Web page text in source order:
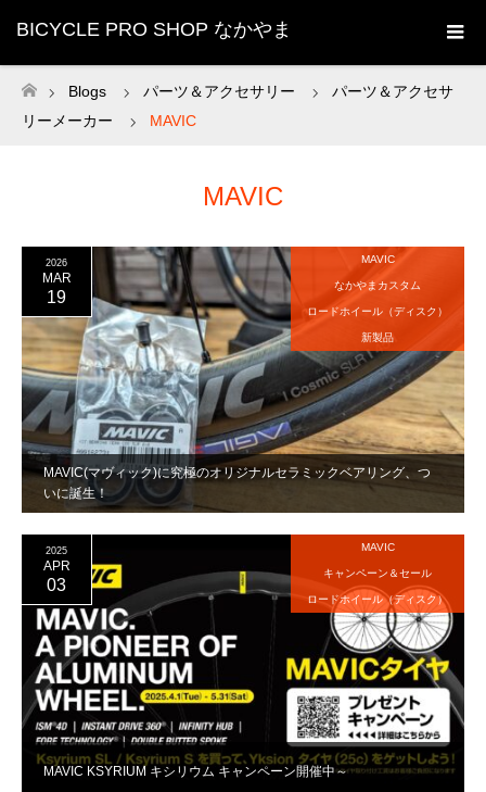
BICYCLE PRO SHOP なかやま
ホーム
Blogs パーツ＆アクセサリー
パーツ＆アクセサ
リーメーカー
MAVIC
MAVIC
MAVIC(マヴィック)に究極のオリジナルセラミックベアリング、つ
いに誕生！
2026
MAR
19
MAVIC
なかやまカスタム
ロードホイール（ディスク）
新製品
MAVIC KSYRIUM キシリウム キャンペーン開催中～
2025
APR
03
MAVIC
キャンペーン＆セール
ロードホイール（ディスク）